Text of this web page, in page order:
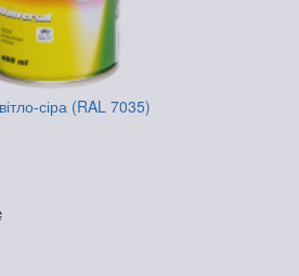
сіра (RAL 7035)